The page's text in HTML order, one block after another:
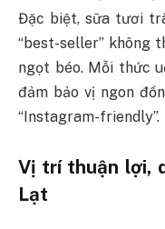
Đặc biệt, sữa tươi
“best-seller” không
ngọt béo. Mỗi thức
đảm bảo vị ngon
“Instagram-friendly”.
Vị trí thuận lợi,
Lạt